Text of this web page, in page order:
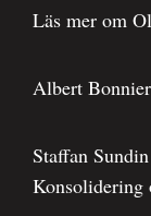
Läs mer om
Albert
Staffan
Konsolidering